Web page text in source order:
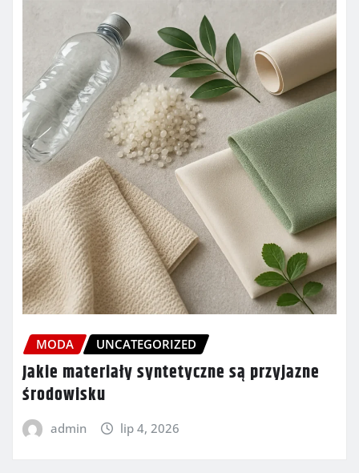
MODA UNCATEGORIZED
Jakie materiały syntetyczne są przyjazne
środowisku
admin lip 4, 2026